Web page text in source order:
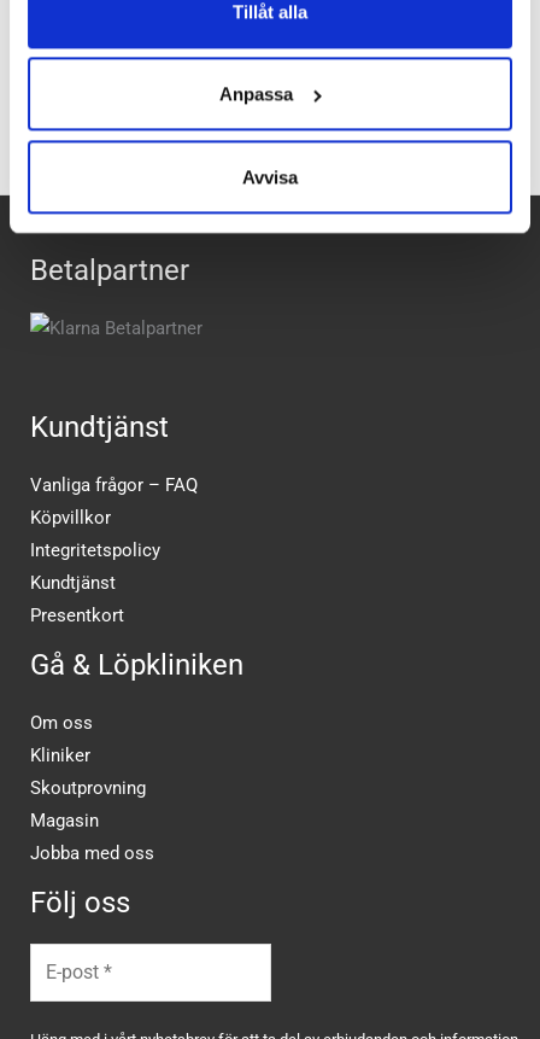
Tillåt alla
Anpassa
Avvisa
Recensioner
Betalpartner
Kundtjänst
Vanliga frågor – FAQ
Köpvillkor
Integritetspolicy
Kundtjänst
Presentkort
Gå & Löpkliniken
Om oss
Kliniker
Skoutprovning
Magasin
Jobba med oss
Följ oss